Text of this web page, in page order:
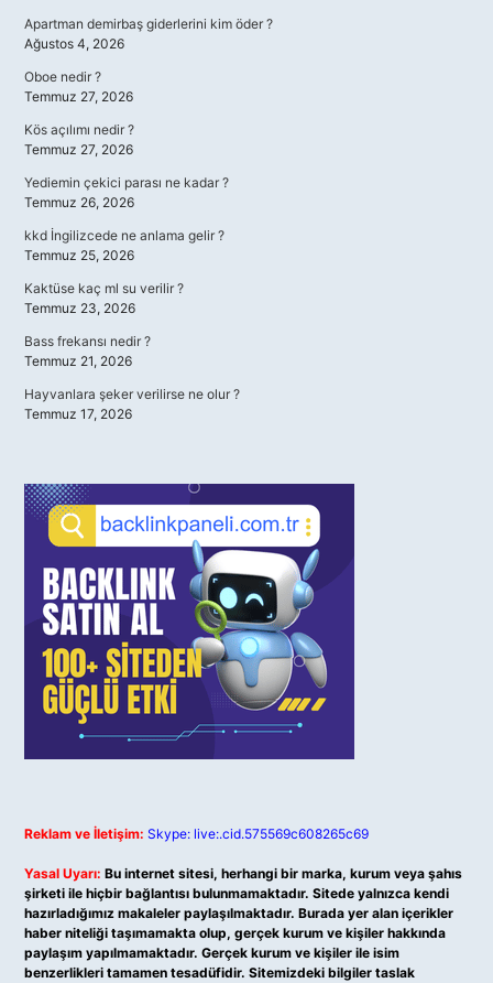
Apartman demirbaş giderlerini kim öder ?
Ağustos 4, 2026
Oboe nedir ?
Temmuz 27, 2026
Kös açılımı nedir ?
Temmuz 27, 2026
Yediemin çekici parası ne kadar ?
Temmuz 26, 2026
kkd İngilizcede ne anlama gelir ?
Temmuz 25, 2026
Kaktüse kaç ml su verilir ?
Temmuz 23, 2026
Bass frekansı nedir ?
Temmuz 21, 2026
Hayvanlara şeker verilirse ne olur ?
Temmuz 17, 2026
Reklam ve İletişim: Skype: live:.cid.575569c608265c69
Yasal Uyarı: Bu internet sitesi, herhangi bir marka, kurum veya şahıs
şirketi ile hiçbir bağlantısı bulunmamaktadır. Sitede yalnızca kendi
hazırladığımız makaleler paylaşılmaktadır. Burada yer alan içerikler
haber niteliği taşımamakta olup, gerçek kurum ve kişiler hakkında
paylaşım yapılmamaktadır. Gerçek kurum ve kişiler ile isim
benzerlikleri tamamen tesadüfidir. Sitemizdeki bilgiler taslak